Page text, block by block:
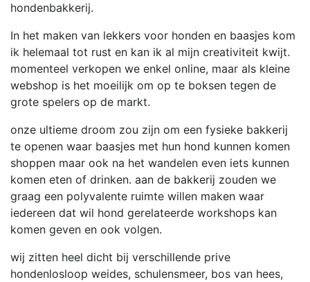
hondenbakkerij.
In het maken van lekkers voor honden en baasjes kom
ik helemaal tot rust en kan ik al mijn creativiteit kwijt.
momenteel verkopen we enkel online, maar als kleine
webshop is het moeilijk om op te boksen tegen de
grote spelers op de markt.
onze ultieme droom zou zijn om een fysieke bakkerij
te openen waar baasjes met hun hond kunnen komen
shoppen maar ook na het wandelen even iets kunnen
komen eten of drinken. aan de bakkerij zouden we
graag een polyvalente ruimte willen maken waar
iedereen dat wil hond gerelateerde workshops kan
komen geven en ook volgen.
wij zitten heel dicht bij verschillende prive
hondenlosloop weides, schulensmeer, bos van hees,